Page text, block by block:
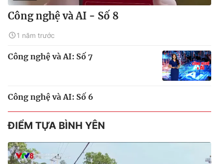
Công nghệ và AI - Số 8
1 năm trước
Công nghệ và AI: Số 7
Công nghệ và AI: Số 6
ĐIỂM TỰA BÌNH YÊN